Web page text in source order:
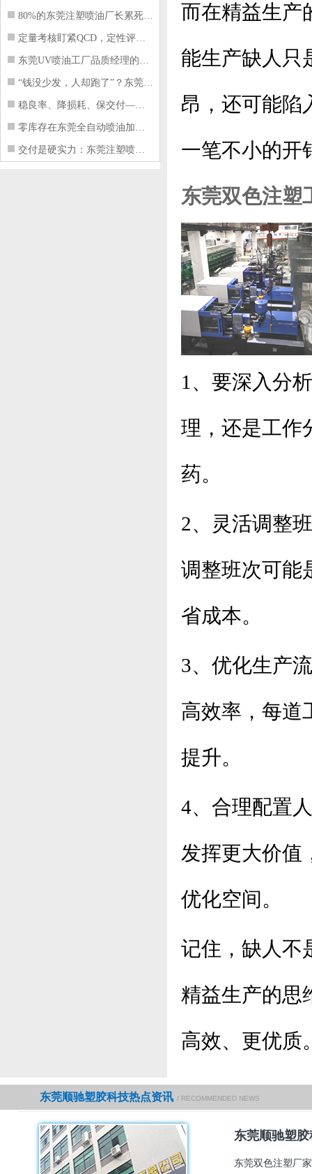
80%的东莞注塑喷油厂长累死累活，利
定量考核盯紧QCD，定性评价看好配合
东莞UV喷油工厂品质经理的四项核心管
“钱没少发，人却跑了”？东莞注塑喷油
稳良率、降损耗、保交付——东莞这家U
零库存在东莞全自动喷油加工厂不可行的
交付是硬实力：东莞注塑喷油厂如何用齐
而在精益生产
能生产缺人只
昂，还可能陷
一笔不小的开
东莞双色注塑
1、要深入分
理，还是工作
药。
2、灵活调整
调整班次可能
省成本。
3、优化生产
高效率，每道
提升。
4、合理配置
发挥更大价值
优化空间。
记住，缺人不
精益生产的思
高效、更优质
东莞顺驰塑胶科技热点资讯 / RECOMMENDED NEWS
东莞顺驰塑
东莞双色注塑厂